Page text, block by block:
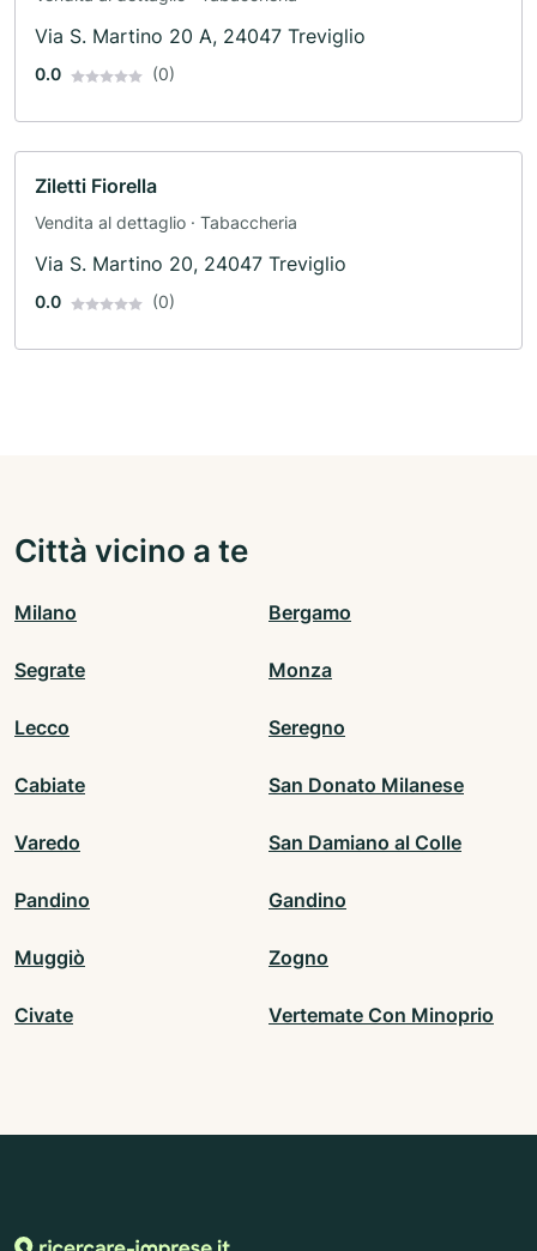
Via S. Martino 20 A, 24047 Treviglio
0.0 (0)
Ziletti Fiorella
Vendita al dettaglio · Tabaccheria
Via S. Martino 20, 24047 Treviglio
0.0 (0)
Città vicino a te
Milano Bergamo
Segrate Monza
Lecco Seregno
Cabiate San Donato Milanese
Varedo San Damiano al Colle
Pandino Gandino
Muggiò Zogno
Civate Vertemate Con Minoprio